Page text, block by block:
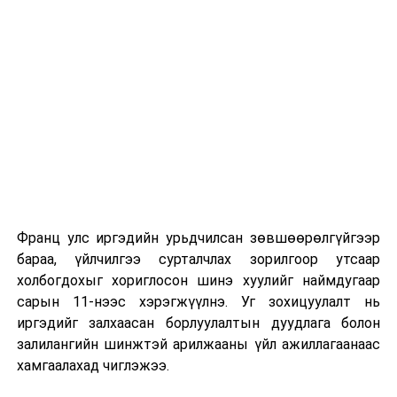
2026 оны 9 дүгээр сарын 13-наас оюутнуудыг
дотуур байранд оруулж эхэлнэ.
Сургууль, цэцэрлэгийн үйл ажиллагааны
зохицуулалт
2026 оны 8 дугаар сарын 17–28-ны өдрүүдэд
Франц улс иргэдийн урьдчилсан зөвшөөрөлгүйгээр
бараа, үйлчилгээ сурталчлах зорилгоор утсаар
холбогдохыг хориглосон шинэ хуулийг наймдугаар
сарын 11-нээс хэрэгжүүлнэ. Уг зохицуулалт нь
иргэдийг залхаасан борлуулалтын дуудлага болон
залилангийн шинжтэй арилжааны үйл ажиллагаанаас
хамгаалахад чиглэжээ.